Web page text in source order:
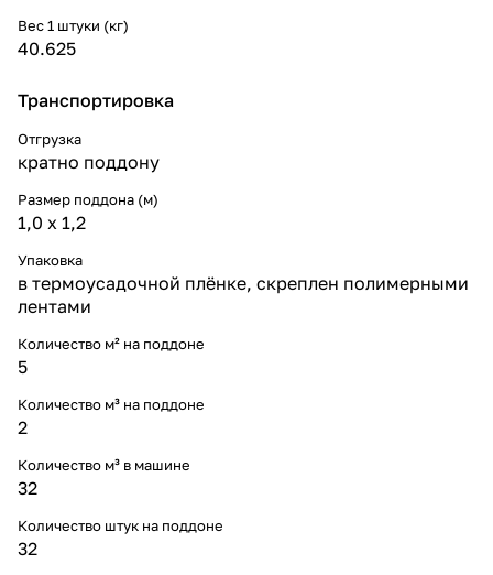
Вес 1 штуки (кг)
40.625
Транспортировка
Отгрузка
кратно поддону
Размер поддона (м)
1,0 х 1,2
Упаковка
в термоусадочной плёнке, скреплен полимерными
лентами
Количество м² на поддоне
5
Количество м³ на поддоне
2
Количество м³ в машине
32
Количество штук на поддоне
32